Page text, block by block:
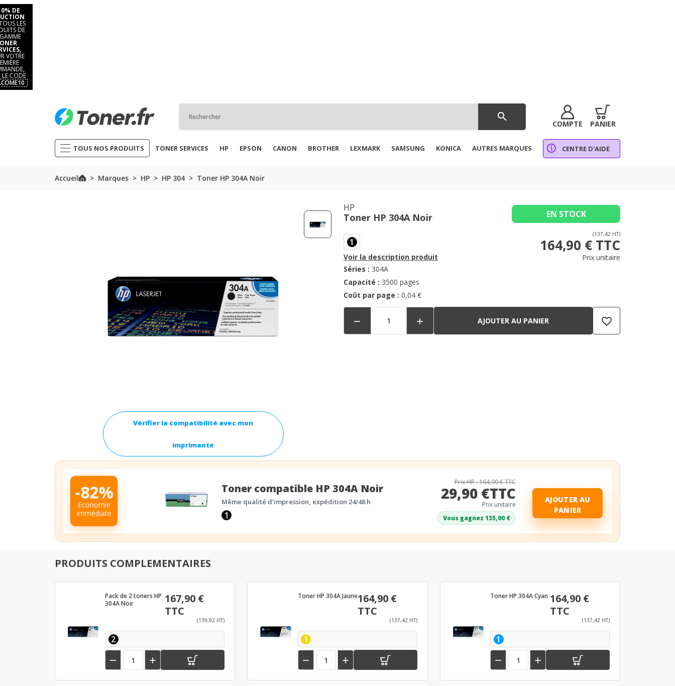
DE
LES
DE
VOTRE
LE CODE
search
COMPTE PANIER
TOUS NOS PRODUITS TONER SERVICES HP EPSON CANON BROTHER LEXMARK SAMSUNG KONICA AUTRES MARQUES CENTRE D'AIDE
Accueil Marques HP HP 304 Toner HP 304A Noir
Vérifier la compatibilité avec mon
imprimante
HP
Toner HP 304A Noir EN STOCK
1
Voir la description produit
Séries : 304A
Capacité : 3500 pages
Coût par page : 0,04 €
(137,42 HT)
164,90 € TTC
Prix unitaire
  AJOUTER AU PANIER favorite_border
-82%
Economie
immédiate
Toner compatible HP 304A Noir
Même qualité d'impression, expédition 24/48 h
1
Prix HP : 164,90 € TTC
29,90 €TTC
Prix unitaire
Vous gagnez 135,00 €
AJOUTER AU
PANIER
PRODUITS COMPLEMENTAIRES
Pack de 2 toners HP
304A Noir
167,90 €
TTC
(139,92 HT)
2
 
Toner HP 304A Jaune164,90 €
TTC
(137,42 HT)
1
 
Toner HP 304A Cyan 164,90 €
TTC
(137,42 HT)
1
 